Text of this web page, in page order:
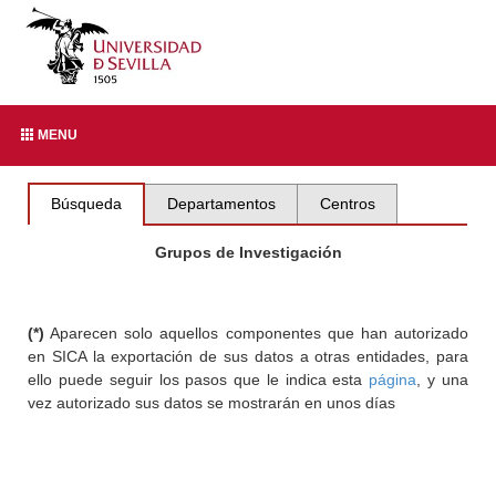
MENU
Búsqueda Departamentos Centros
Grupos de Investigación
(*) Aparecen solo aquellos componentes que han autorizado
en SICA la exportación de sus datos a otras entidades, para
ello puede seguir los pasos que le indica esta página , y una
vez autorizado sus datos se mostrarán en unos días